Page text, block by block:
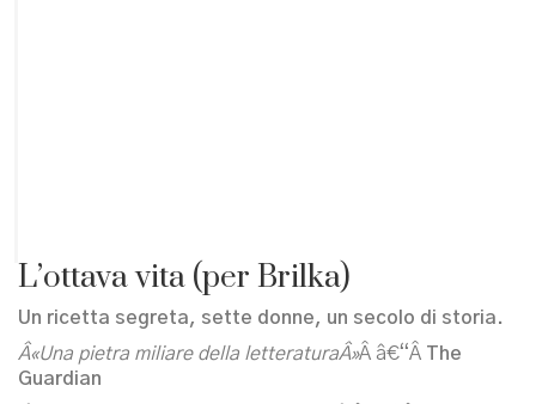
L’ottava vita (per Brilka)
Un ricetta segreta, sette donne, un secolo di storia.
Â«Una pietra miliare della letteraturaÂ»Â â€“Â The
Guardian